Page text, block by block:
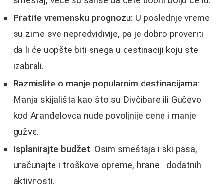
Pratite vremensku prognozu: U poslednje vreme
su zime sve nepredvidivije, pa je dobro proveriti
da li će uopšte biti snega u destinaciji koju ste
izabrali.
Razmislite o manje popularnim destinacijama:
Manja skijališta kao što su Divčibare ili Gučevo
kod Aranđelovca nude povoljnije cene i manje
gužve.
Isplanirajte budžet: Osim smeštaja i ski pasa,
uračunajte i troškove opreme, hrane i dodatnih
aktivnosti.